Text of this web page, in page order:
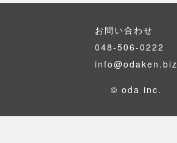
お問い合わせ
048-506-0222
info@odaken.biz
© oda inc.